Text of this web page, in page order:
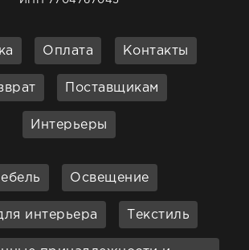
Оплата Контакты
Поставщикам
Интерьеры
Освещение
интерьера Текстиль